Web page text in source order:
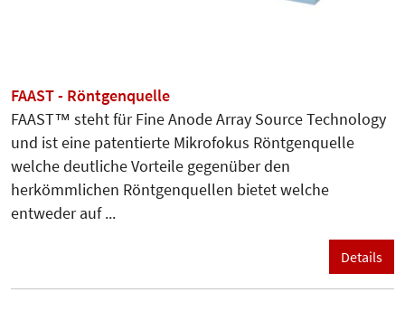
FAAST - Röntgenquelle
FAAST™ steht für Fine Anode Array Source Technology
und ist eine patentierte Mikrofokus Röntgenquelle
welche deutliche Vorteile gegenüber den
herkömmlichen Röntgenquellen bietet welche
entweder auf ...
Details